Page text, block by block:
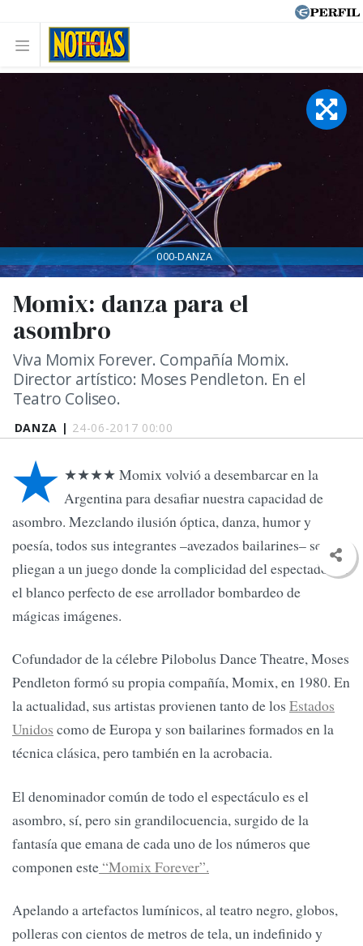
DANZA | 24-06-2017 00:00
Momix: danza para el
asombro
Viva Momix Forever. Compañía Momix.
Director artístico: Moses Pendleton. En el
Teatro Coliseo.
000-DANZA
★ ★★★★ Momix volvió a desembarcar en la
Argentina para desafiar nuestra capacidad de
asombro. Mezclando ilusión óptica, danza, humor y
poesía, todos sus integrantes –avezados bailarines– se
pliegan a un juego donde la complicidad del espectador es
el blanco perfecto de ese arrollador bombardeo de
mágicas imágenes.
Cofundador de la célebre Pilobolus Dance Theatre, Moses
Pendleton formó su propia compañía, Momix, en 1980. En
la actualidad, sus artistas provienen tanto de los Estados
Unidos como de Europa y son bailarines formados en la
técnica clásica, pero también en la acrobacia.
El denominador común de todo el espectáculo es el
asombro, sí, pero sin grandilocuencia, surgido de la
fantasía que emana de cada uno de los números que
componen este “Momix Forever”.
Apelando a artefactos lumínicos, al teatro negro, globos,
polleras con cientos de metros de tela, un indefinido y